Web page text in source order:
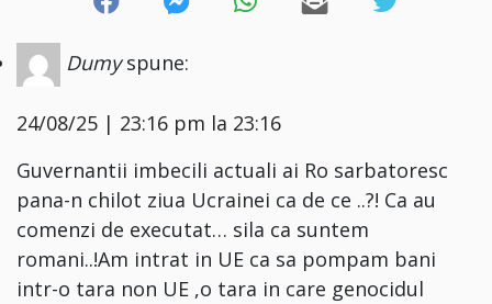
Dumy spune:
24/08/25 | 23:16 pm la 23:16
Guvernantii imbecili actuali ai Ro sarbatoresc
pana-n chilot ziua Ucrainei ca de ce ..?! Ca au
comenzi de executat… sila ca suntem
romani..!Am intrat in UE ca sa pompam bani
intr-o tara non UE ,o tara in care genocidul